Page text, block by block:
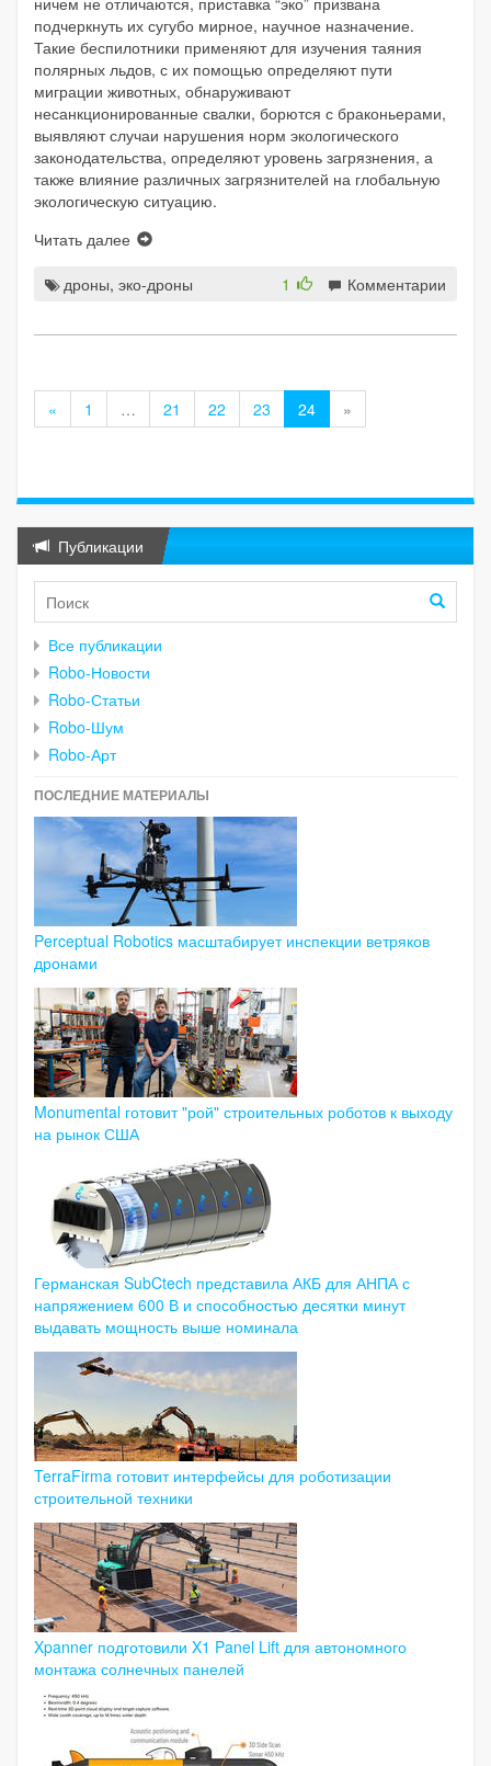
подчеркнуть их сугубо мирное, научное назначение.
Такие беспилотники применяют для изучения таяния
полярных льдов, с их помощью определяют пути
миграции животных, обнаруживают
несанкционированные свалки, борются с браконьерами,
выявляют случаи нарушения норм экологического
законодательства, определяют уровень загрязнения, а
также влияние различных загрязнителей на глобальную
экологическую ситуацию.
Читать далее
дроны, эко-дроны Комментарии
1
« 1 … 21 22 23 24 »
Публикации
Все публикации
Robo-Новости
Robo-Статьи
Robo-Шум
Robo-Арт
ПОСЛЕДНИЕ МАТЕРИАЛЫ
Perceptual Robotics масштабирует инспекции ветряков
дронами
Monumental готовит "рой" строительных роботов к выходу
на рынок США
Германская SubCtech представила АКБ для АНПА с
напряжением 600 В и способностью десятки минут
выдавать мощность выше номинала
TerraFirma готовит интерфейсы для роботизации
строительной техники
Xpanner подготовили X1 Panel Lift для автономного
монтажа солнечных панелей